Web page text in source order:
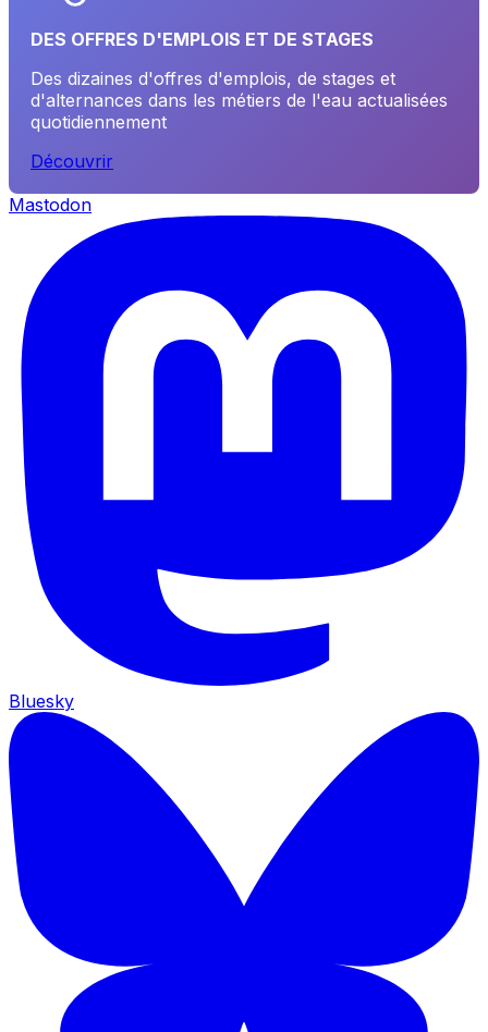
DES OFFRES D'EMPLOIS ET DE STAGES
Des dizaines d'offres d'emplois, de stages et
d'alternances dans les métiers de l'eau actualisées
quotidiennement
Découvrir
Mastodon
Bluesky